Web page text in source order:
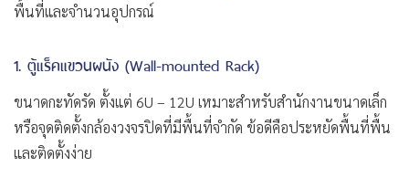
พื้นที่และจำนวนอุปกรณ์
1. ตู้แร็คแขวนผนัง (Wall-mounted Rack)
ขนาดกะทัดรัด ตั้งแต่ 6U – 12U เหมาะสำหรับสำนักงานขนาดเล็ก
หรือจุดติดตั้งกล้องวงจรปิดที่มีพื้นที่จำกัด ข้อดีคือประหยัดพื้นที่พื้น
และติดตั้งง่าย